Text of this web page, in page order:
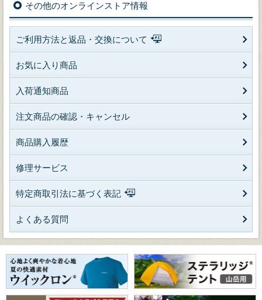
その他のオンラインストア情報
ご利用方法と返品・交換について
お気に入り商品
入荷通知商品
注文商品の確認・キャンセル
商品購入履歴
修理サービス
特定商取引法に基づく表記
よくある質問